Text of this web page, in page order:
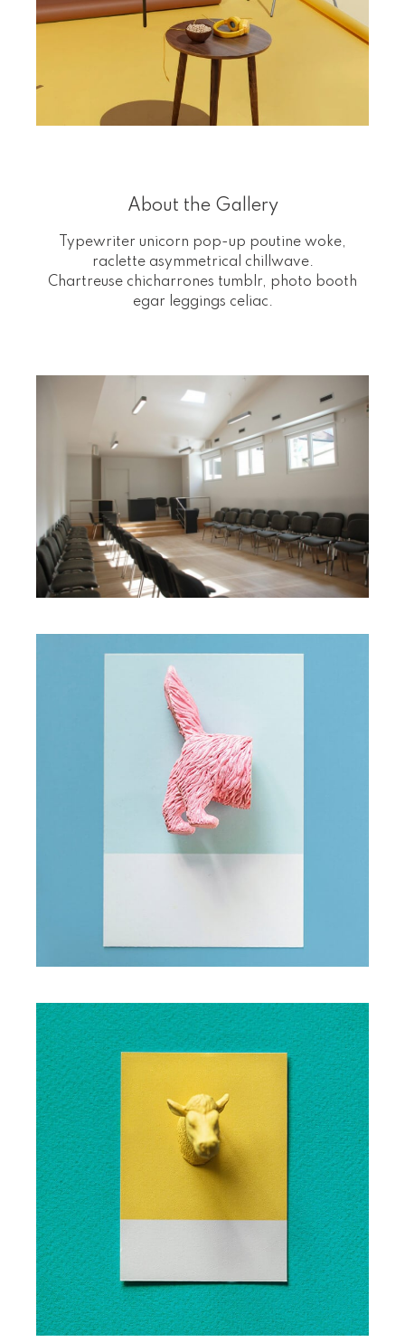
About the Gallery
Typewriter unicorn pop-up poutine woke,
raclette asymmetrical chillwave.
Chartreuse chicharrones tumblr, photo booth
egar leggings celiac.